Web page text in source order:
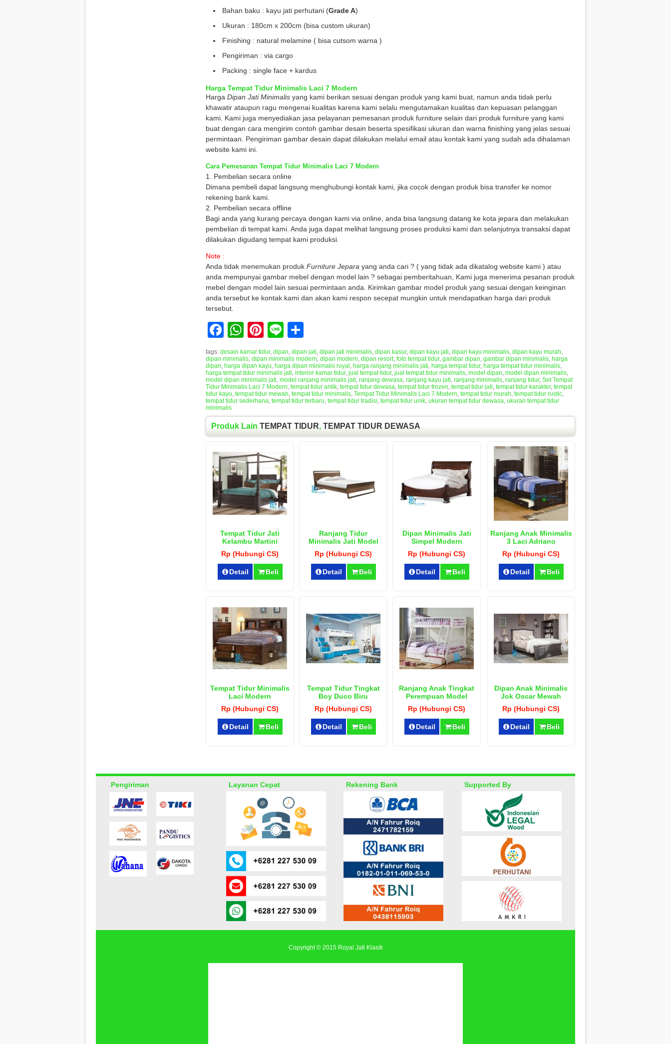
Bahan baku : kayu jati perhutani (Grade A)
Ukuran : 180cm x 200cm (bisa custom ukuran)
Finishing : natural melamine ( bisa cutsom warna )
Pengiriman : via cargo
Packing : single face + kardus
Harga Tempat Tidur Minimalis Laci 7 Modern
Harga Dipan Jati Minimalis yang kami berikan sesuai dengan produk yang kami buat, namun anda tidak perlu
khawatir ataupun ragu mengenai kualitas karena kami selalu mengutamakan kualitas dan kepuasan pelanggan
kami. Kami juga menyediakan jasa pelayanan pemesanan produk furniture selain dari produk furniture yang kami
buat dengan cara mengirim contoh gambar desain beserta spesifikasi ukuran dan warna finishing yang jelas sesuai
permintaan. Pengiriman gambar desain dapat dilakukan melalui email atau kontak kami yang sudah ada dihalaman
website kami ini.
Cara Pemesanan Tempat Tidur Minimalis Laci 7 Modern
1. Pembelian secara online
Dimana pembeli dapat langsung menghubungi kontak kami, jika cocok dengan produk bisa transfer ke nomor
rekening bank kami.
2. Pembelian secara offline
Bagi anda yang kurang percaya dengan kami via online, anda bisa langsung datang ke kota jepara dan melakukan
pembelian di tempat kami. Anda juga dapat melihat langsung proses produksi kami dan selanjutnya transaksi dapat
dilakukan digudang tempat kami produksi.
Note :
Anda tidak menemukan produk Furniture Jepara yang anda cari ? ( yang tidak ada dikatalog website kami ) atau
anda mempunyai gambar mebel dengan model lain ? sebagai pemberitahuan, Kami juga menerima pesanan produk
mebel dengan model lain sesuai permintaan anda. Kirimkan gambar model produk yang sesuai dengan keinginan
anda tersebut ke kontak kami dan akan kami respon secepat mungkin untuk mendapatkan harga dari produk
tersebut.
Facebook
WhatsApp
Pinterest
Line
tags: desain kamar tidur, dipan, dipan jati, dipan jati minimalis, dipan kasur, dipan kayu jati, dipan kayu minimalis, dipan kayu murah,
dipan minimalis, dipan minimalis modern, dipan modern, dipan resort, foto tempat tidur, gambar dipan, gambar dipan minimalis, harga
dipan, harga dipan kayu, harga dipan minimalis royal , harga ranjang minimalis jati, harga tempat tidur, harga tempat tidur minimalis,
harga tempat tidur minimalis jati, interior kamar tidur, jual tempat tidur, jual tempat tidur minimalis, model dipan, model dipan minimalis,
model dipan minimalis jati, model ranjang minimalis jati, ranjang dewasa, ranjang kayu jati, ranjang minimalis, ranjang tidur, Set Tempat
Tidur Minimalis Laci 7 Modern, tempat tidur antik, tempat tidur dewasa, tempat tidur frozen, tempat tidur jati, tempat tidur karakter, tempat
tidur kayu, tempat tidur mewah, tempat tidur minimalis, Tempat Tidur Minimalis Laci 7 Modern, tempat tidur murah, tempat tidur rustic,
tempat tidur sederhana, tempat tidur terbaru, tempat tidur tradisi, tempat tidur unik, ukuran tempat tidur dewasa, ukuran tempat tidur
minimalis
Produk Lain TEMPAT TIDUR, TEMPAT TIDUR DEWASA
Tempat Tidur Jati
Kelambu Martini
Rp (Hubungi CS)
Detail Beli
Ranjang Tidur
Minimalis Jati Model
Rp (Hubungi CS)
Detail Beli
Dipan Minimalis Jati
Simpel Modern
Rp (Hubungi CS)
Detail Beli
Ranjang Anak Minimalis
3 Laci Adriano
Rp (Hubungi CS)
Detail Beli
Tempat Tidur Minimalis
Laci Modern
Rp (Hubungi CS)
Detail Beli
Tempat Tidur Tingkat
Boy Duco Biru
Rp (Hubungi CS)
Detail Beli
Ranjang Anak Tingkat
Perempuan Model
Rp (Hubungi CS)
Detail Beli
Dipan Anak Minimalis
Jok Oscar Mewah
Rp (Hubungi CS)
Detail Beli
Pengiriman Layanan Cepat Rekening Bank Supported By
Copyright © 2015 Royal Jati Klasik